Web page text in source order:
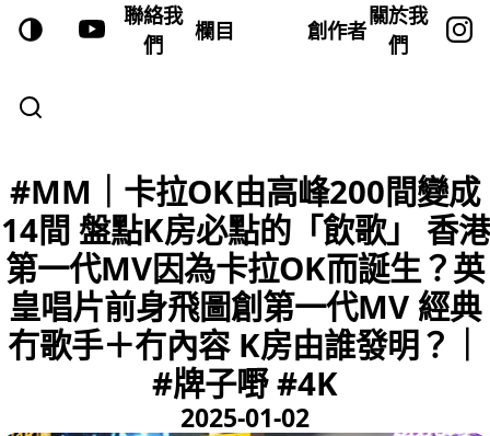
聯絡我
們
欄目 創作者
關於我
們
#MM｜卡拉OK由高峰200間變成
14間 盤點K房必點的「飲歌」 香港
第一代MV因為卡拉OK而誕生？英
皇唱片前身飛圖創第一代MV 經典
冇歌手＋冇內容 K房由誰發明？｜
#牌子嘢 #4K
2025-01-02